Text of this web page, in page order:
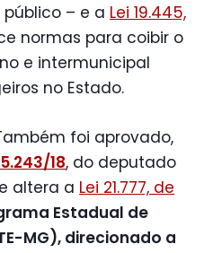
– e a Lei 19.445,
normas para coibir o
e intermunicipal
no Estado.
foi aprovado,
18, do deputado
altera a Lei 21.777, de
Estadual de
MG), direcionado a